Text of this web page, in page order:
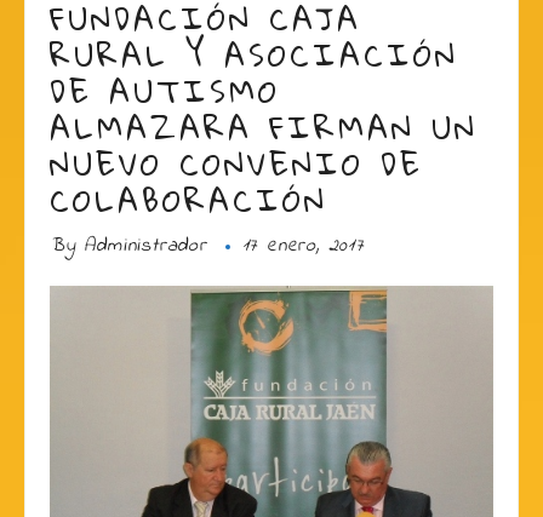
FUNDACIÓN CAJA
RURAL Y ASOCIACIÓN
DE AUTISMO
ALMAZARA FIRMAN UN
NUEVO CONVENIO DE
COLABORACIÓN
By Administrador 17 enero, 2017